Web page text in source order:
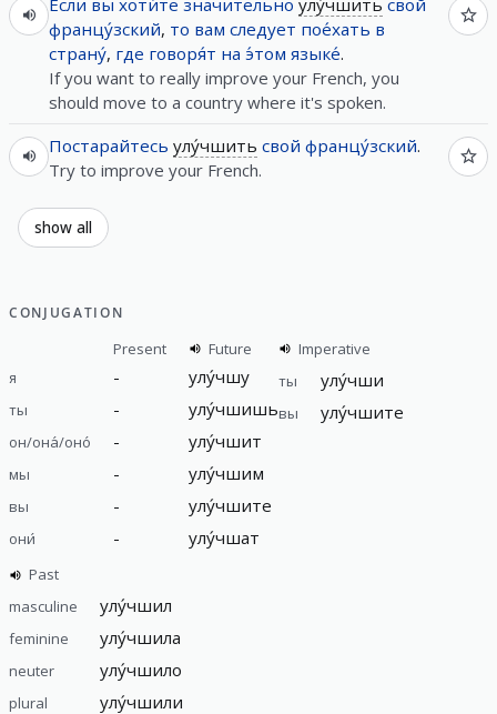
францу́зский, то вам следует пое́хать в
страну́, где говоря́т на э́том языке́.
If you want to really improve your French, you
should move to a country where it's spoken.
Постарайтесь улу́чшить свой францу́зский.
Try to improve your French.
show all
CONJUGATION
Present
Future
я
- улу́чшу
ты - улу́чшишь
он/она́/оно́ - улу́чшит
мы - улу́чшим
вы - улу́чшите
они́ - улу́чшат
Imperative
ты
улу́чши
вы улу́чшите
Past
masculine
улу́чшил
feminine улу́чшила
neuter улу́чшило
plural улу́чшили